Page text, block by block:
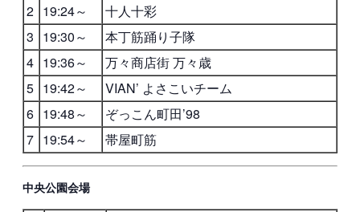
2 19:24～
十人十彩
3 19:30～
本丁筋踊り子隊
4 19:36～
万々商店街 万々歳
5 19:42～
VIAN’ よさこいチーム
6 19:48～
ぞっこん町田’98
7 19:54～ 帯屋町筋
中央公園会場